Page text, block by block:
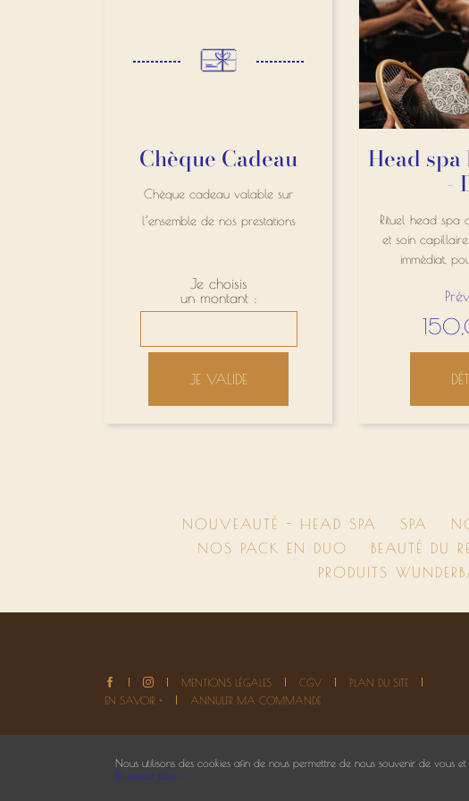
Nous utilisons des cookies afin de nous permettre de nous souvenir de vous
En savoir plus ›
Chèque Cadeau
Chèque cadeau valable sur
l’ensemble de nos prestations
Je choisis
un montant :
JE VALIDE
Head
-
Rituel head spa
et soin
immédiat,
NOUVEAUTÉ - HEAD SPA SPA
NOS PACK EN DUO
BEAUTÉ DU
PRODUITS
MENTIONS LÉGALES CGV
PLAN DU SITE
EN SAVOIR +
ANNULER MA COMMANDE